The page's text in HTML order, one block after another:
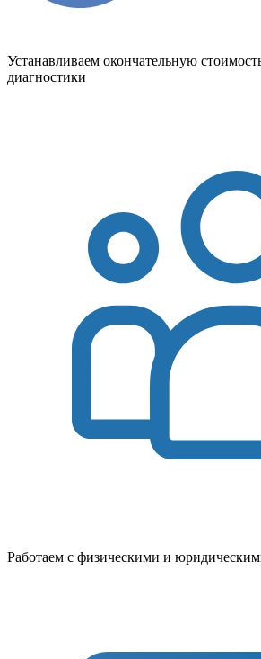
Устанавливаем окончательную
диагностики
Работаем с физическими и